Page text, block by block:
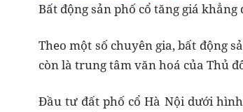
Bất động sản phố cổ tăng giá
Theo một số chuyên gia, bất động
còn là trung tâm văn hoá của Thủ
Đầu tư đất phố cổ Hà Nội dưới